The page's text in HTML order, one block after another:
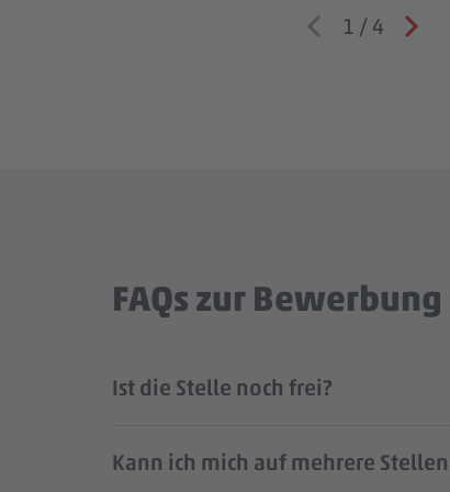
1 / 4
FAQs zur Bewerbung
Ist die Stelle noch frei?
Kann ich mich auf mehrere